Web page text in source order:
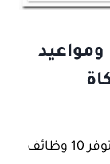
تعلن هيئة الزكاة والضريبة والجمارك عن توفر 10 وظائف